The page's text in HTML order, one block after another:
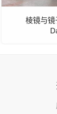
棱镜与